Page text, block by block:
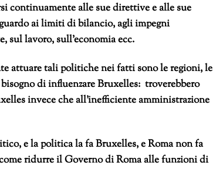
continuamente alle sue direttive e alle sue
ai limiti di bilancio, agli impegni
lavoro, sull’economia ecc.
attuare tali politiche nei fatti sono le regioni, le
di influenzare Bruxelles: troverebbero
invece che all’inefficiente amministrazione
e la politica la fa Bruxelles, e Roma non fa
ridurre il Governo di Roma alle funzioni di